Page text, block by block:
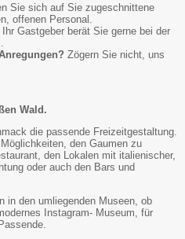
Sie sich auf Sie zugeschnittene
offenen Personal.
Ihr Gastgeber berät Sie gerne bei der
Zögern Sie nicht, uns
Wald.
die passende Freizeitgestaltung.
den Gaumen zu
den Lokalen mit italienischer,
oder auch den Bars und
in den umliegenden Museen, ob
Instagram- Museum, für